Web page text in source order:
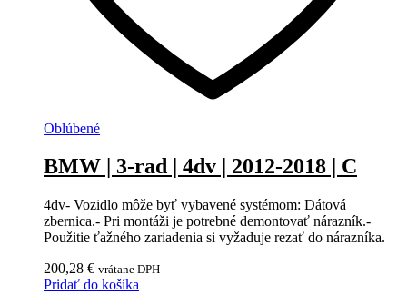
Oblúbené
BMW | 3-rad | 4dv | 2012-2018 | C
4dv- Vozidlo môže byť vybavené systémom: Dátová
zbernica.- Pri montáži je potrebné demontovať nárazník.-
Použitie ťažného zariadenia si vyžaduje rezať do nárazníka.
200,28 € vrátane DPH
Pridať do košíka